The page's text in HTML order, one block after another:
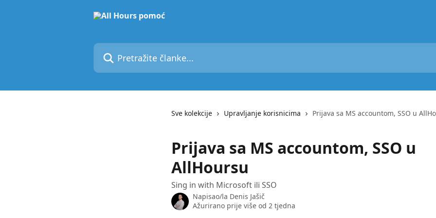
Pretražite članke...
Sve kolekcije Upravljanje korisnicima Prijava sa MS accountom, SSO u
Prijava sa MS accountom, SSO u
AllHoursu
Sing in with Microsoft ili SSO
Napisao/la Denis Jašič
Ažurirano prije više od 2 tjedna